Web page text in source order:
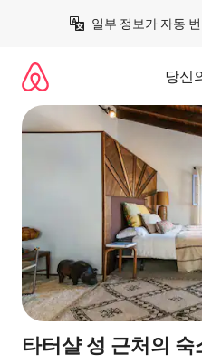
일부 정보가 자동
당신
타터샬 성 근처의 숙